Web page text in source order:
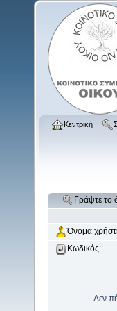
Κεντρική
Γράψτε το
Όνομα
Κωδικός
Δεν